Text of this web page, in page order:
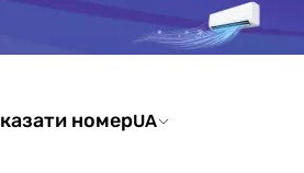
номерUA